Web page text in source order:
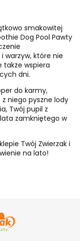
smakowitej
Dog Pool Pawty
warzyw, które nie
także wspiera
dni.
do karmy,
niego pyszne lody
Twój pupil z
zamkniętego w
Twój Zwierzak i
na lato!